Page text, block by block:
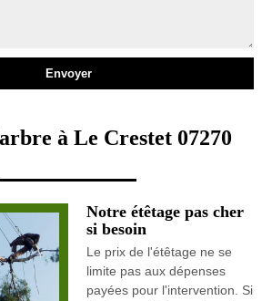
à Le Crestet 07270
Notre étêtage pas cher
si besoin
Le prix de l'étêtage ne se
limite pas aux dépenses
payées pour l'intervention. Si